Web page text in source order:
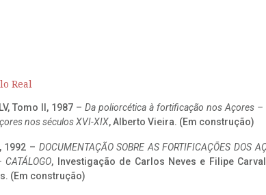
Real
Tomo II, 1987 – Da poliorcética à fortificação nos Açores
nos séculos XVI-XIX, Alberto Vieira. (Em construção)
1992 – DOCUMENTAÇÃO SOBRE AS FORTIFICAÇÕES DOS
, Investigação de Carlos Neves e Filipe
(Em construção)